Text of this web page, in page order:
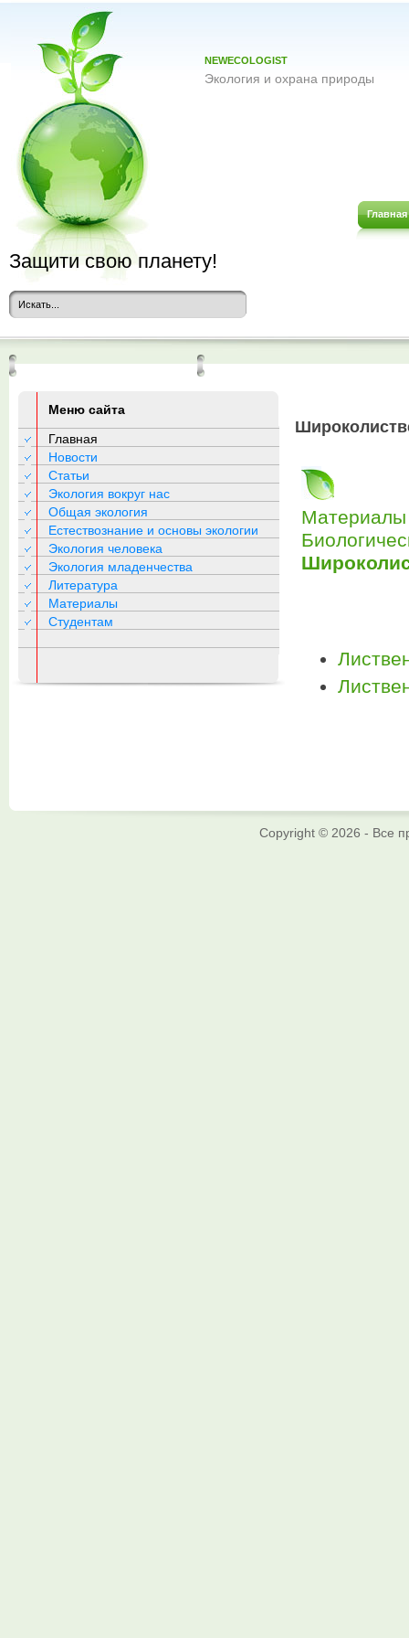
NEWECOLOGIST
Экология и охрана природы
Главная
Защити свою планету!
Меню сайта
Главная
Новости
Статьи
Экология вокруг нас
Общая экология
Естествознание и основы экологии
Экология человека
Экология младенчества
Литература
Материалы
Студентам
Материалы
Copyright © 2026 - Все